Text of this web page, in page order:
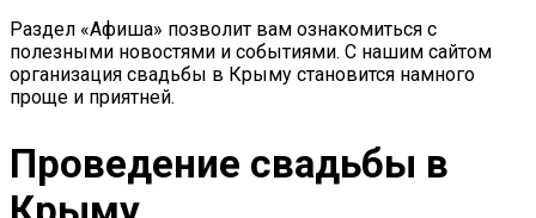
Раздел «Афиша» позволит вам ознакомиться с
полезными новостями и событиями. С нашим сайтом
организация свадьбы в Крыму становится намного
проще и приятней.
Проведение свадьбы в